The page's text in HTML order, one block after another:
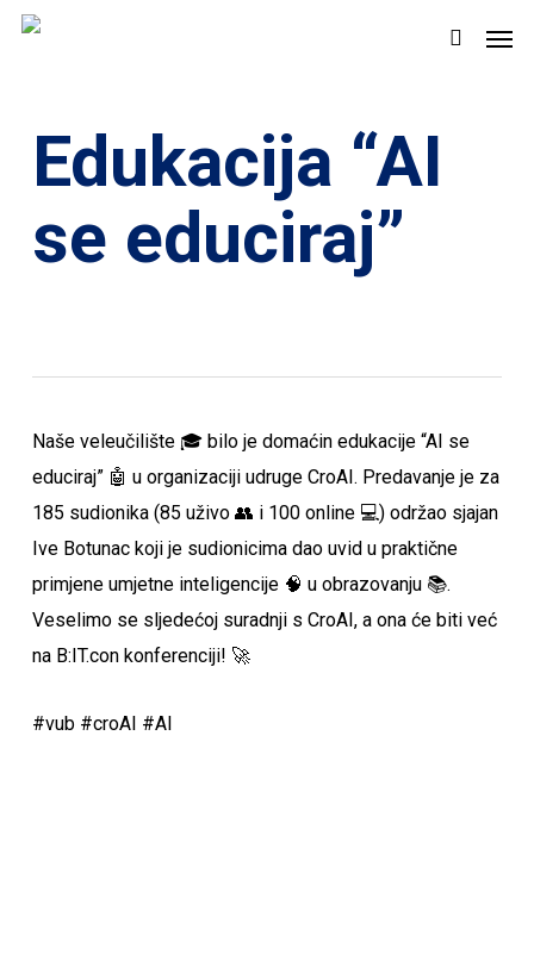
Skip
search
Edukacija “AI
se educiraj”
Naše veleučilište 🎓 bilo je domaćin edukacije “AI se
educiraj” 🤖 u organizaciji udruge CroAI. Predavanje je za
185 sudionika (85 uživo 👥 i 100 online 💻) održao sjajan
Ive Botunac koji je sudionicima dao uvid u praktične
primjene umjetne inteligencije 🧠 u obrazovanju 📚.
Veselimo se sljedećoj suradnji s CroAI, a ona će biti već
na B:IT.con konferenciji! 🚀
#vub #croAI #AI